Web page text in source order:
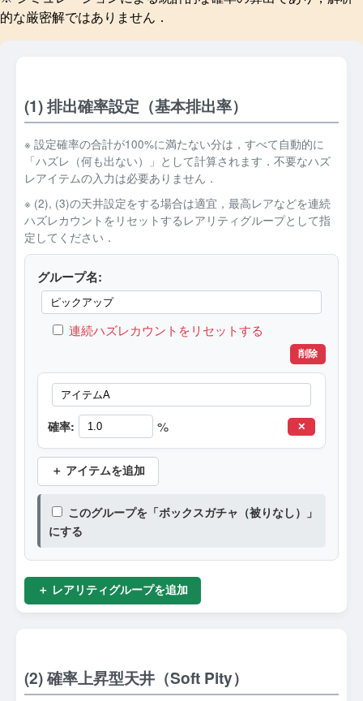
的な厳密解ではありません．
(1) 排出確率設定（基本排出率）
※ 設定確率の合計が100%に満たない分は，すべて自動的に
「ハズレ（何も出ない）」として計算されます．不要なハズ
レアイテムの入力は必要ありません．
※ (2), (3)の天井設定をする場合は適宜，最高レアなどを連続
ハズレカウントをリセットするレアリティグループとして指
定してください．
グループ名:
連続ハズレカウントをリセットする
削除
確率: % ✕
＋ アイテムを追加
このグループを「ボックスガチャ（被りなし）」
にする
＋ レアリティグループを追加
(2) 確率上昇型天井（Soft Pity）